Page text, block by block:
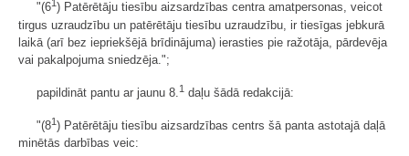
"(61 ) Patērētāju tiesību aizsardzības centra amatpersonas, veicot
tirgus uzraudzību un patērētāju tiesību uzraudzību, ir tiesīgas jebkurā
laikā (arī bez iepriekšējā brīdinājuma) ierasties pie ražotāja, pārdevēja
vai pakalpojuma sniedzēja.";
papildināt pantu ar jaunu 8. 1 daļu šādā redakcijā:
"(81) Patērētāju tiesību aizsardzības centrs šā panta astotajā daļā
minētās darbības veic: